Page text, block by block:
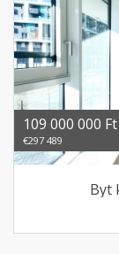
109 000 000 Ft
€297 489
Byt